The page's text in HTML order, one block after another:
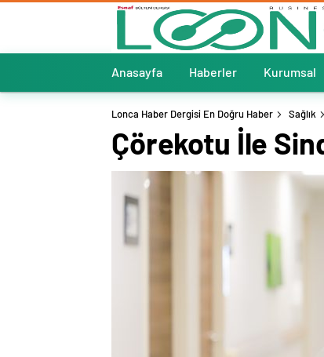
Anasayfa Haberler Kurumsal
Lonca Haber Dergisi En Doğru Haber Sağlık
Çörekotu İle